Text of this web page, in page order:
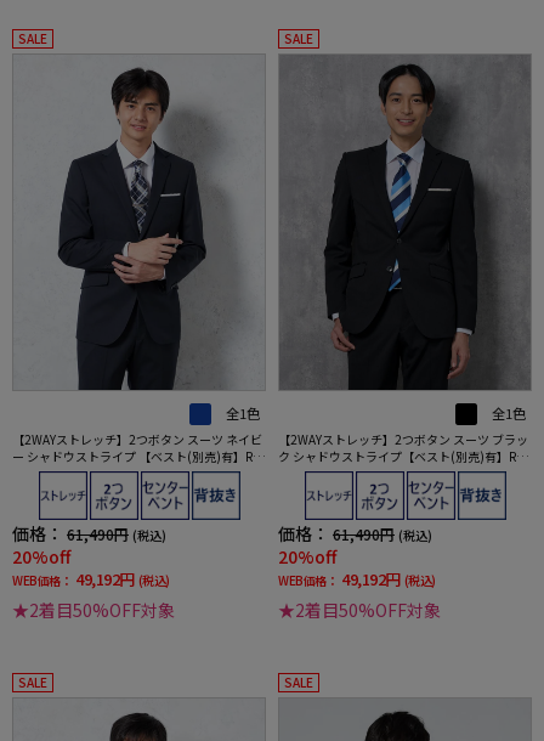
SALE
全1色
【2WAYストレッチ】2つボタン スーツ ネイビ
ー シャドウストライプ 【ベスト(別売)有】RE
SPECT NERO 通年【定番】【スリムデザイ
価格： 61,490円 (税込)
20%off
WEB価格： 49,192円 (税込)
★2着目50%OFF対象
SALE
全1色
【2WAYストレッチ】2つボタン スーツ ブラッ
ク シャドウストライプ【ベスト(別売)有】RES
PECT NERO 通年【定番】【スリムデザイン】
価格： 61,490円 (税込)
20%off
WEB価格： 49,192円 (税込)
★2着目50%OFF対象
SALE SALE